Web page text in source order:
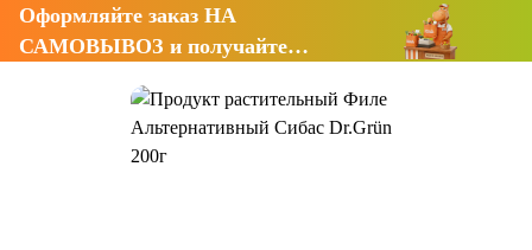
Оформляйте заказ НА
САМОВЫВОЗ и получайте